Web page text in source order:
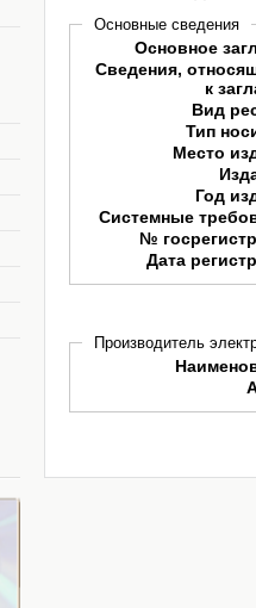
Основные сведения
Основное
Сведения,
к
Вид
Тип
Место
Год
Системные
№
Дата
Производитель